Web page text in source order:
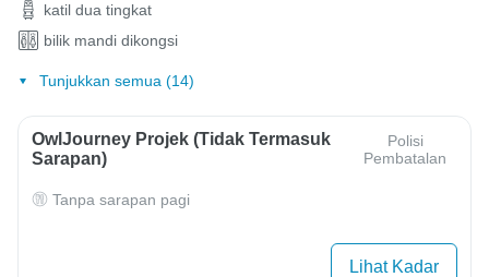
katil dua tingkat
bilik mandi dikongsi
Tunjukkan semua (14)
OwlJourney Projek (Tidak Termasuk
Sarapan)
Polisi
Pembatalan
Tanpa sarapan pagi
Lihat Kadar